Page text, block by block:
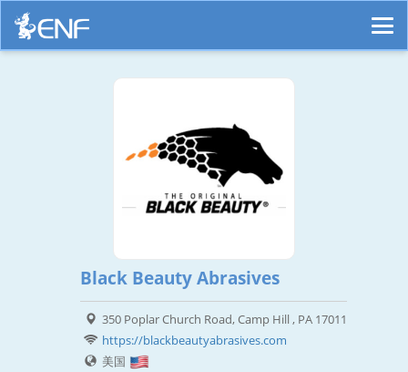
Black Beauty Abrasives
350 Poplar Church Road, Camp Hill , PA 17011
https://blackbeautyabrasives.com
美国